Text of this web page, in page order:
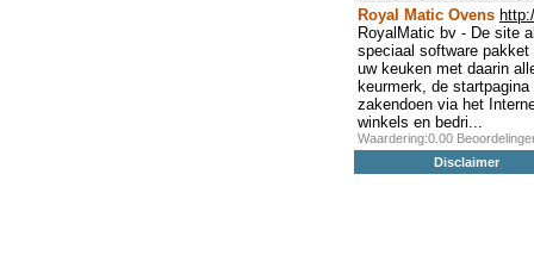
Royal Matic Ovens
RoyalMatic bv - De site
speciaal software
uw keuken met daarin
keurmerk, de
zakendoen via het
winkels en bedri...
Waardering:0.00
Disclaimer